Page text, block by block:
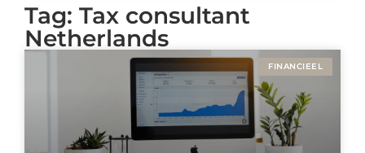
Tag: Tax consultant
Netherlands
FINANCIEEL